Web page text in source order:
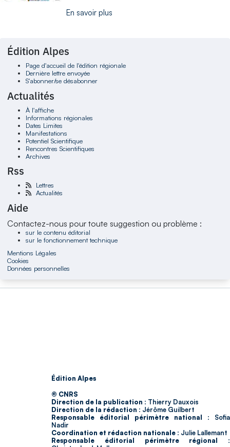
En savoir plus
Édition Alpes
Page d'accueil de l'édition régionale
Dernière lettre envoyée
S'abonner/se désabonner
Actualités
À l'affiche
Informations régionales
Dates Limites
Manifestations
Potentiel Scientifique
Rencontres Scientifiques
Archives
Rss
Lettres
Actualités
Aide
Contactez-nous pour toute suggestion ou problème :
sur le contenu éditorial
sur le fonctionnement technique
Mentions Légales
Cookies
Données personnelles
Édition Alpes
© CNRS
Direction de la publication : Thierry Dauxois
Direction de la rédaction : Jérôme Guilbert
Responsable éditorial périmètre national : Sofia
Nadir
Coordination et rédaction nationale : Julie Lallemant
Responsable éditorial périmètre régional :